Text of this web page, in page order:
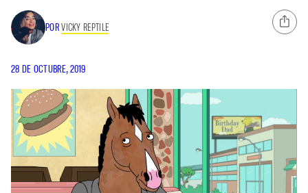
PORVICKY REPTILE
28 DE OCTUBRE, 2019